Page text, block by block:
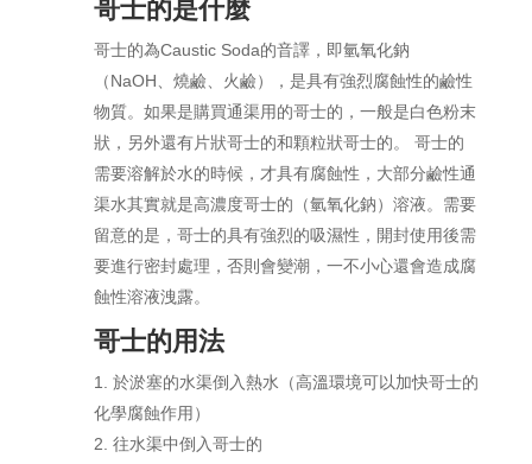
哥士的是什麼
哥士的為Caustic Soda的音譯，即氫氧化鈉
（NaOH、燒鹼、火鹼），是具有強烈腐蝕性的鹼性
物質。如果是購買通渠用的哥士的，一般是白色粉末
狀，另外還有片狀哥士的和顆粒狀哥士的。 哥士的
需要溶解於水的時候，才具有腐蝕性，大部分鹼性通
渠水其實就是高濃度哥士的（氫氧化鈉）溶液。需要
留意的是，哥士的具有強烈的吸濕性，開封使用後需
要進行密封處理，否則會變潮，一不小心還會造成腐
蝕性溶液洩露。
哥士的用法
於淤塞的水渠倒入熱水（高溫環境可以加快哥士的
化學腐蝕作用）
往水渠中倒入哥士的